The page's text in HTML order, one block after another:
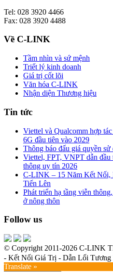
Tel: 028 3920 4466
Fax: 028 3920 4488
Về C-LINK
Tầm nhìn và sứ mệnh
Triết lý kinh doanh
Giá trị cốt lõi
Văn hóa C-LINK
Nhận diện Thương hiệu
Tin tức
Viettel và Qualcomm hợp
6G đầu tiên vào 2029
Thông báo đấu giá quyền
Viettel, FPT, VNPT dẫn đầu
thông uy tín 2026
C-LINK – 15 Năm Kết Nối,
Tiến Lên
Phát triển hạ tầng viễn
ở nông thôn
Follow us
© Copyright 2011-2026 C-LINK
- Kết Nối Giá Trị - Dẫn Lối Tương
Translate »